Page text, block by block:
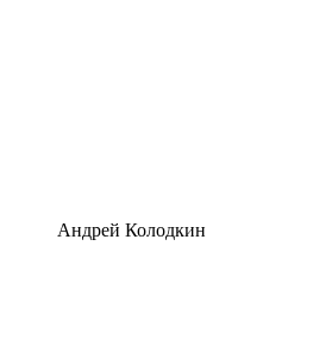
Андрей Колодкин